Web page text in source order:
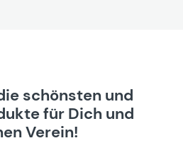
schönsten und
für Dich und
Verein!